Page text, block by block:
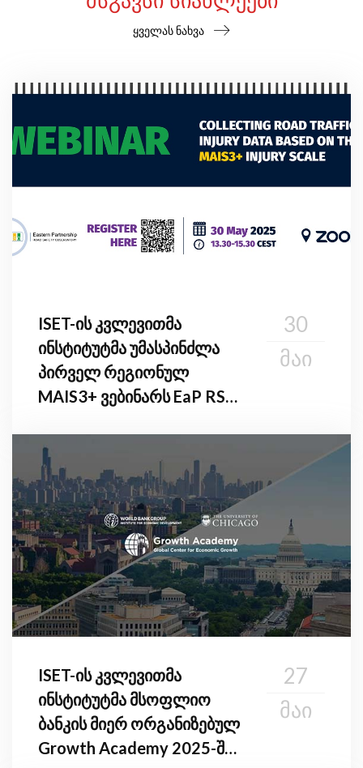
ყველას ნახვა
ISET-ის კვლევითმა
ინსტიტუტმა უმასპინძლა
პირველ რეგიონულ
MAIS3+ ვებინარს EaP RSO-
30
ᲛᲐᲘ
ISET-ის კვლევითმა
ინსტიტუტმა მსოფლიო
ბანკის მიერ ორგანიზებულ
Growth Academy 2025-ში
27
ᲛᲐᲘ